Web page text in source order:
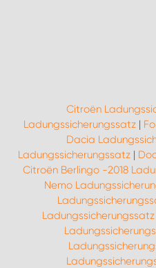
Citroën
Ladungssicherungssatz |
Dacia
Ladungssicherungssatz|
Citroën Berlingo -2018
Nemo
Ladungssicherungssatz